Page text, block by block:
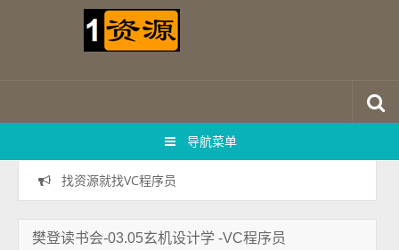
导航菜单
找资源就找VC程序员
樊登读书会-03.05玄机设计学 -VC程序员